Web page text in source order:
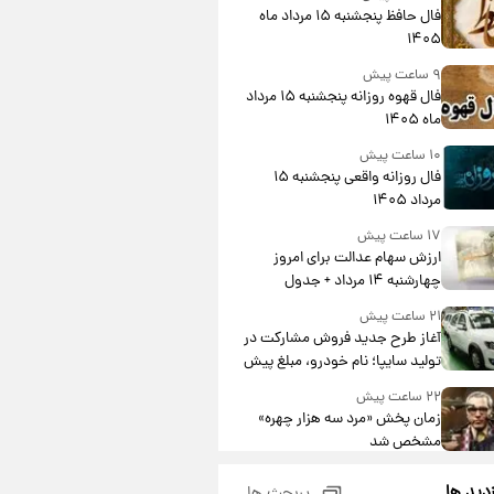
فال حافظ پنجشنبه ۱۵ مرداد ماه
۱۴۰۵
۹ ساعت پیش
فال قهوه روزانه پنجشنبه ۱۵ مرداد
ماه ۱۴۰۵
۱۰ ساعت پیش
فال روزانه واقعی پنجشنبه ۱۵
مرداد ۱۴۰۵
۱۷ ساعت پیش
ارزش سهام عدالت برای امروز
چهارشنبه ۱۴ مرداد + جدول
۲۱ ساعت پیش
آغاز طرح جدید فروش مشارکت در
تولید سایپا؛ نام خودرو، مبلغ پیش
مشارکت چند درصد است؟
۲۲ ساعت پیش
زمان پخش «مرد سه هزار چهره»
مشخص شد